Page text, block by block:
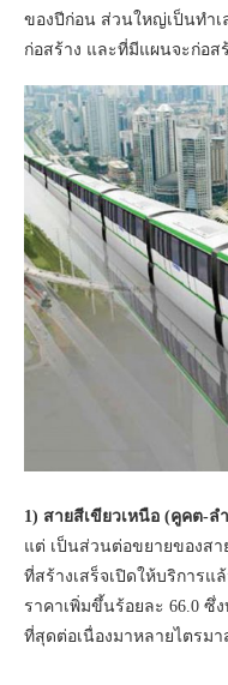
ของปีก่อน ส่วนใหญ่เป็นทำเ
ก่อสร้าง และที่มีแผนจะก่อส
1) สายสีเขียวเหนือ (คูคต-ล
แต่ เป็นส่วนต่อขยายของส
ที่สร้างเสร็จเปิดให้บริการแ
ราคาเพิ่มขึ้นร้อยละ 66.0
ที่สุดต่อเนื่องมาหลายไตรมา